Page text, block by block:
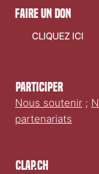
Clap.ch
Participer
Nous soutenir ;
partenariats
faire un don
CLIQUEZ ICI